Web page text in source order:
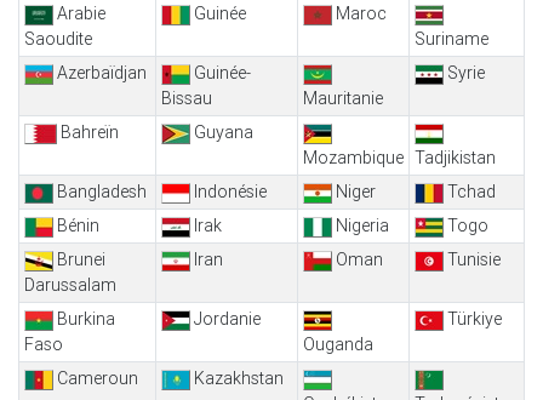
Arabie
Saoudite
Guinée
Maroc
Suriname
Azerbaïdjan
Guinée-
Bissau
Mauritanie
Syrie
Bahreïn
Guyana
Mozambique Tadjikistan
Bangladesh
Indonésie Niger
Tchad
Bénin
Irak Nigeria
Togo
Brunei
Darussalam
Iran Oman Tunisie
Burkina
Faso
Jordanie
Ouganda
Türkiye
Cameroun
Kazakhstan